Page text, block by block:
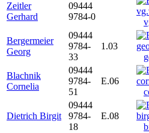
Zeitler
Gerhard
09444
9784-0
Bergermeier
Georg
09444
9784-
33
1.03
Blachnik
Cornelia
09444
9784-
51
E.06
Dietrich Birgit
09444
9784-
18
E.08